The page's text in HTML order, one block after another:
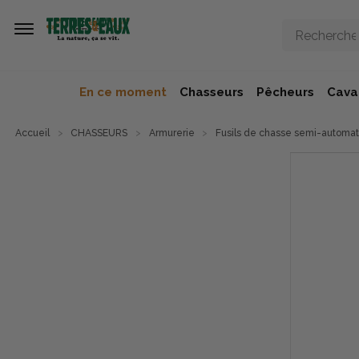
En ce moment Chasseurs Pêcheurs
Accueil CHASSEURS Armurerie Fusils de chasse semi-